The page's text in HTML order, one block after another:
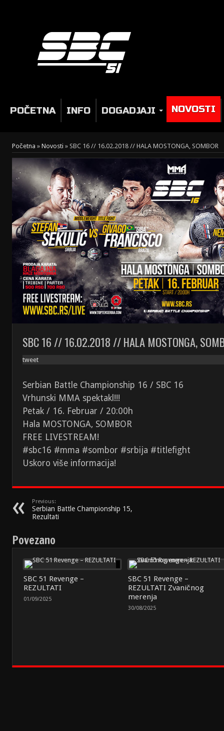
POČETNA INFO DOGADJAJI NOVOSTI
Početna » Novosti » SBC 16 // 16.02.2018 // HALA MOSTONGA, SOMBOR
SBC 16 // 16.02.2018 // HALA MOSTONGA,
tweet
Serbian Battle Championship 16 / SBC 16
Vrhunski MMA spektakl!!!
Petak / 16. Februar / 20:00h
Hala MOSTONGA, SOMBOR
FREE LIVESTREAM!
#sbc16 #mma #sombor #srbija #titlefight
Uskoro više informacija!
Previous:
Serbian Battle Championship 15,
Rezultati
Povezano
SBC 51 Revenge –
REZULTATI
01/09/2025
SBC 51 Revenge –
REZULTATI Zvaničnog
merenja
30/08/2025